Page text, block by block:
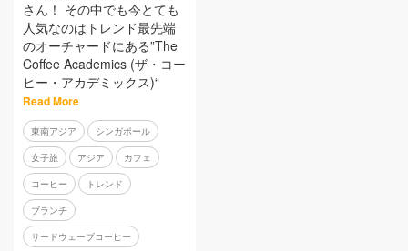
さん！ その中でも今とても
人気なのはトレンド最先端
のオーチャードにある”The
Coffee Academics (ザ・コー
ヒー・アカデミックス)“
Read More
東南アジア シンガポール
女子旅 アジア カフェ
コーヒー トレンド
ブランチ
サードウェーブコーヒー